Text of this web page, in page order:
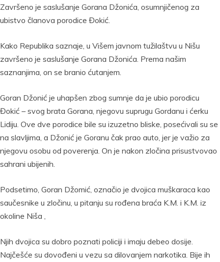
Završeno je saslušanje Gorana Džonića, osumnjičenog za
ubistvo članova porodice Đokić.
Kako Republika saznaje, u Višem javnom tužilaštvu u Nišu
završeno je saslušanje Gorana Džonića. Prema našim
saznanjima, on se branio ćutanjem.
Goran Džonić je uhapšen zbog sumnje da je ubio porodicu
Đokić – svog brata Gorana, njegovu suprugu Gordanu i ćerku
Lidiju. Ove dve porodice bile su izuzetno bliske, posećivali su se
na slavljima, a Džonić je Goranu čak prao auto, jer je važio za
njegovu osobu od poverenja. On je nakon zločina prisustvovao
sahrani ubijenih.
Podsetimo, Goran Džomić, označio je dvojica muškaraca kao
saučesnike u zločinu, u pitanju su rođena braća K.M. i K.M. iz
okoline Niša ,
Njih dvojica su dobro poznati policiji i imaju debeo dosije.
Najčešće su dovođeni u vezu sa dilovanjem narkotika. Bije ih